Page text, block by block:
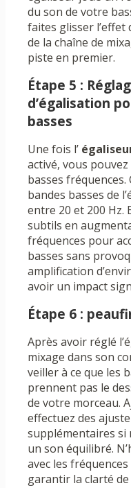
du son de votre
faites glisser l’effet
de la chaîne de
piste en premier.
Étape 5 :
d’égalisation
basses
Une fois l’
activé, vous
basses
bandes basses de
entre 20 et 200 Hz.
subtils en
fréquences pour
basses sans
amplification
avoir un impact
Étape 6 :
Après avoir réglé
mixage dans son
veiller à ce que les
prennent pas le
de votre morceau.
effectuez des
supplémentaires si
un son équilibré.
avec les
garantir la clarté de